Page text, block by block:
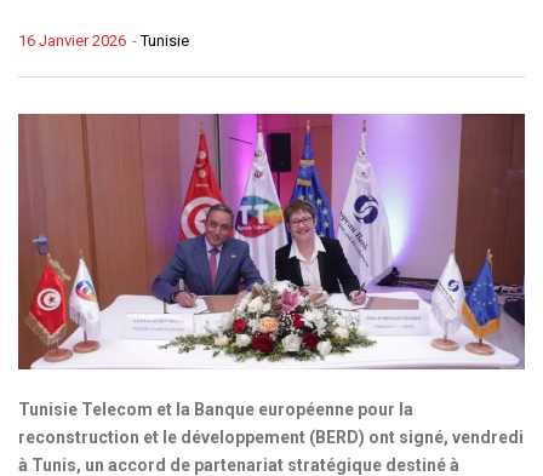
-Tunisie
16 Janvier 2026
Tunisie Telecom et la Banque européenne pour la
reconstruction et le développement (BERD) ont signé, vendredi
à Tunis, un accord de partenariat stratégique destiné à